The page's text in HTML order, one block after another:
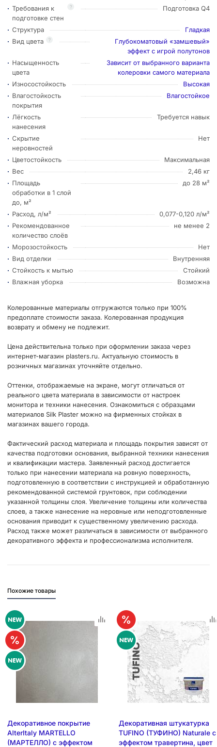
?
Требования к
подготовке стен
Подготовка Q4
Структура Гладкая
?
Вид цвета
Глубокоматовый «замшевый»
эффект с игрой полутонов
Насыщенность
цвета
Зависит от выбранного варианта
колеровки самого материала
Износостойкость
Высокая
Влагостойкость
покрытия
Влагостойкое
Лёгкость
нанесения
Требуется навык
Скрытие
неровностей
Нет
Цветостойкость
Максимальная
Вес
2,46 кг
Площадь
обработки в 1 слой
до, м²
до 28 м²
Расход, л/м²
0,077-0,120 л/м²
Рекомендованное
количество слоёв
не менее 2
Морозостойкость
Нет
Вид отделки
Внутренняя
Стойкость к мытью
Стойкий
Влажная уборка
Возможна
Колерованные материалы отгружаются только при 100%
предоплате стоимости заказа. Колерованная продукция
возврату и обмену не подлежит.
Цена действительна только при оформлении заказа через
интернет-магазин plasters.ru. Актуальную стоимость в
розничных магазинах уточняйте отдельно.
Оттенки, отображаемые на экране, могут отличаться от
реального цвета материала в зависимости от настроек
монитора и техники нанесения. Ознакомиться с образцами
материалов Silk Plaster можно на фирменных стойках в
магазинах вашего города.
Фактический расход материала и площадь покрытия зависят от
качества подготовки основания, выбранной техники нанесения
и квалификации мастера. Заявленный расход достигается
только при нанесении материала на ровную поверхность,
подготовленную в соответствии с инструкцией и обработанную
рекомендованной системой грунтовок, при соблюдении
указанной толщины слоя. Увеличение толщины или количества
слоев, а также нанесение на неровные или неподготовленные
основания приводит к существенному увеличению расхода.
Расход также может различаться в зависимости от выбранного
декоративного эффекта и профессионализма исполнителя.
Похожие товары
Декоративное покрытие
AlterItaly MARTELLO
(МАРТЕЛЛО) с эффектом
Декоративная штукатурка
TUFINO (ТУФИНО) Naturale с
эффектом травертина, цвет